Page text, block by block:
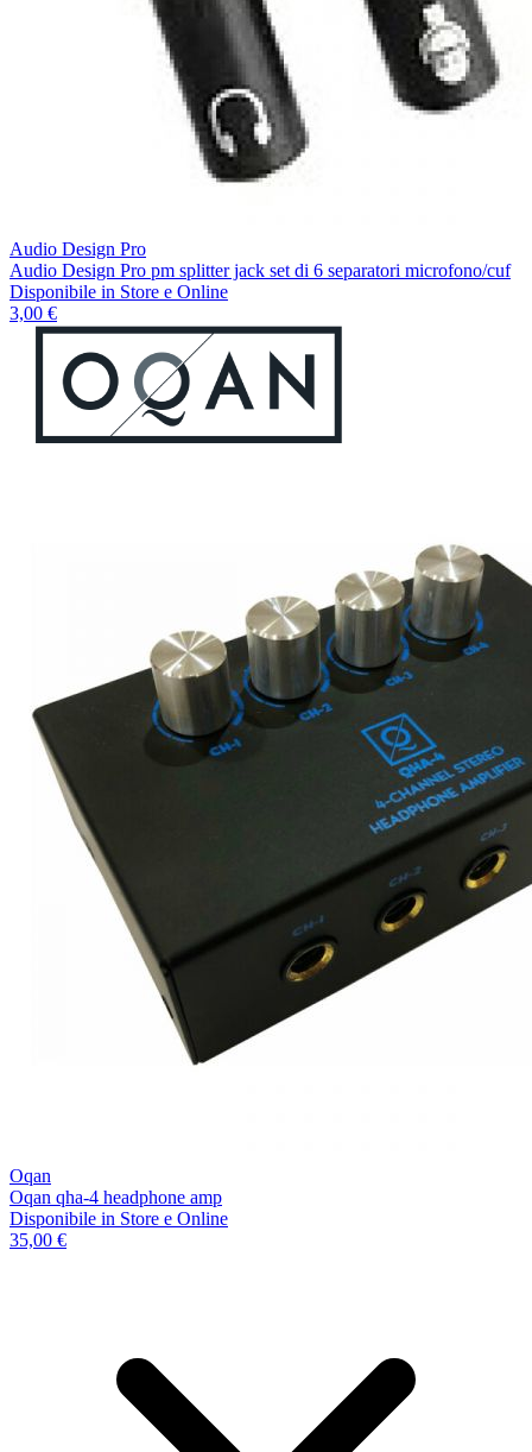
Audio Design Pro
Audio Design Pro pm splitter jack set di 6 separatori microfono/cuf
Disponibile in Store e Online
3,00 €
Oqan
Oqan qha-4 headphone amp
Disponibile in Store e Online
35,00 €